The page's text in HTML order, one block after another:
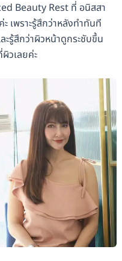
Beauty Rest ที่ อนิสสา
เพราะรู้สึกว่าหลังทำทันที
ะรู้สึกว่าผิวหน้าดูกระชับขึ้น
วเลยค่ะ